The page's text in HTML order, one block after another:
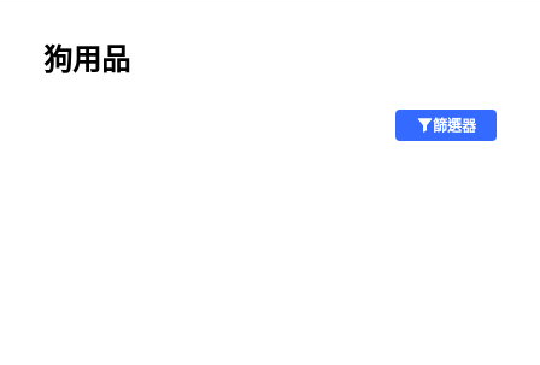
狗用品
篩選器